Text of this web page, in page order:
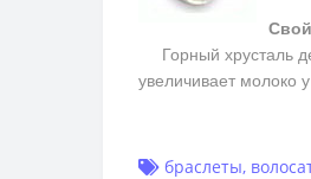
Горный хрусталь
увеличивает молоко
браслеты,